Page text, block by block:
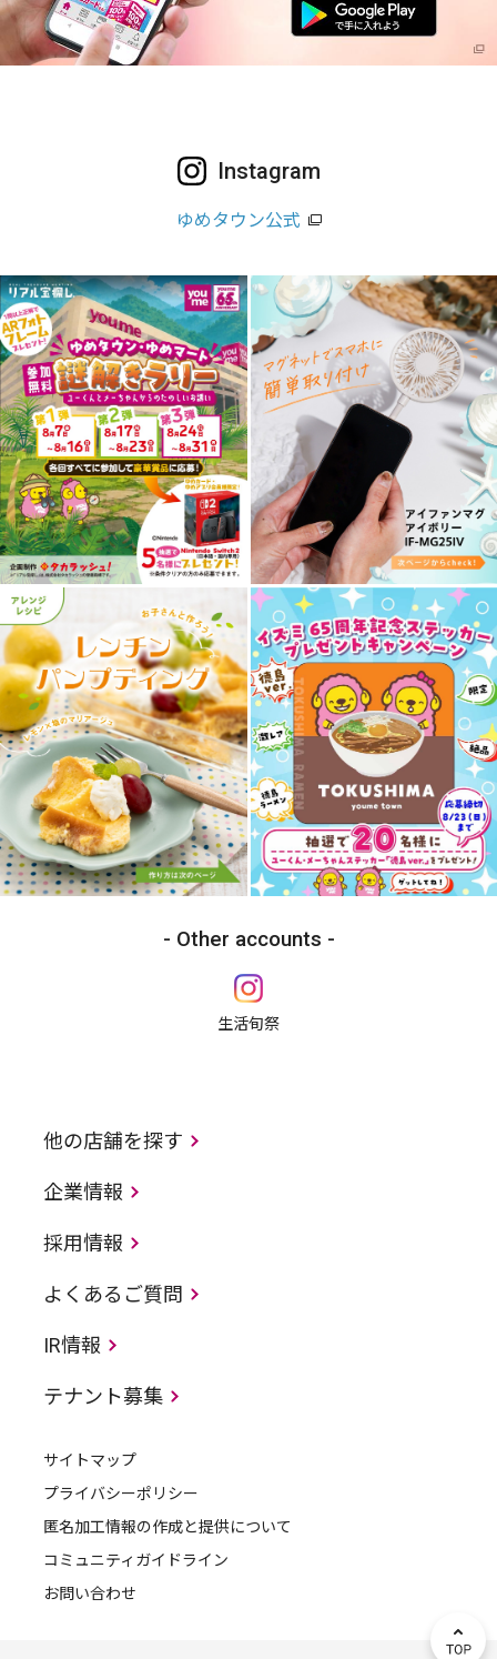
Instagram
ゆめタウン公式
Other accounts
生活旬祭
他の店舗を探す
企業情報
採用情報
よくあるご質問
IR情報
テナント募集
サイトマップ
プライバシーポリシー
匿名加工情報の作成と提供について
コミュニティガイドライン
お問い合わせ